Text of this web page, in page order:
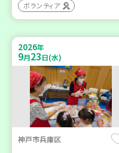
ボランティア
2026年
9月23日(水)
神戸市兵庫区